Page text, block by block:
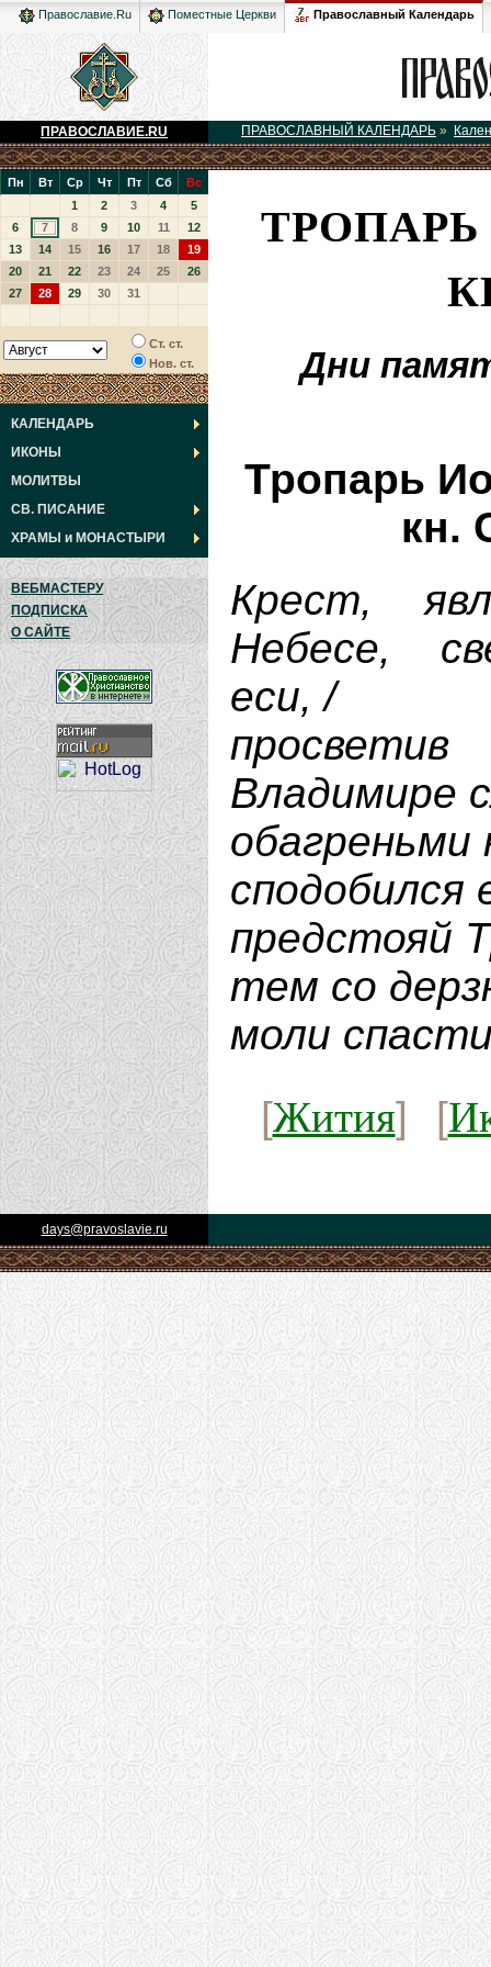
Православие.Ru Поместные Церкви Православный Календарь
ПРАВОСЛАВИЕ.RU ПРАВОСЛАВНЫЙ КАЛЕНДАРЬ »
Пн Вт Ср Чт Пт Сб
Вс
1
2 3 4
5
6
7 8 9 10 11
12
13
14 15 16 17 18
19
20
21 22 23 24 25
26
27
28 29 30 31
Ст. ст.
Нов. ст.
КАЛЕНДАРЬ
ИКОНЫ
МОЛИТВЫ
СВ. ПИСАНИЕ
ХРАМЫ и МОНАСТЫРИ
ВЕБМАСТЕРУ
ПОДПИСКА
О САЙТЕ
Дни
Тропарь
кн.
Крест,
Небесе,
еси, /
Владимире
обагреньми
сподобился
предстояй
тем со
моли
[Жития] [
days@pravoslavie.ru